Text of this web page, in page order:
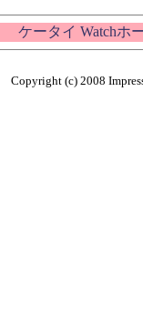
ケータイ Watchホ
Copyright (c) 2008